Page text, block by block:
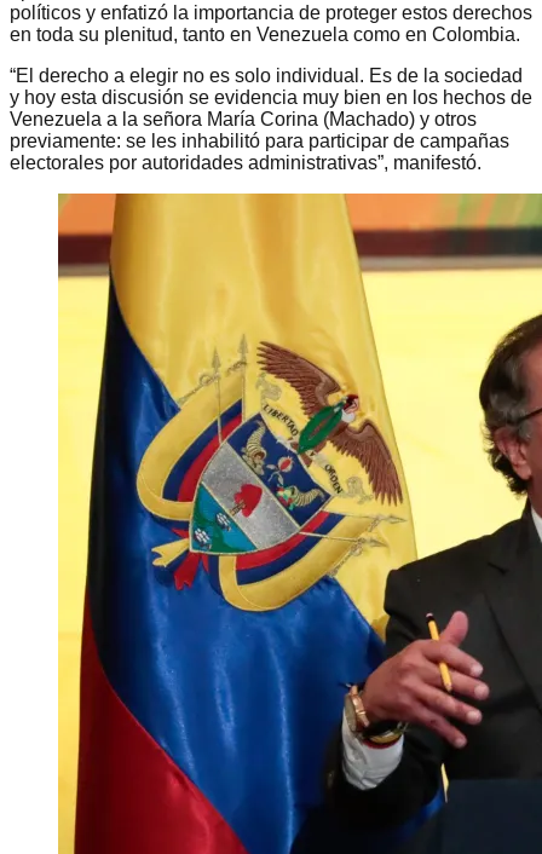
políticos y enfatizó la importancia de proteger estos derechos
en toda su plenitud, tanto en Venezuela como en Colombia.
“El derecho a elegir no es solo individual. Es de la sociedad
y hoy esta discusión se evidencia muy bien en los hechos de
Venezuela a la señora María Corina (Machado) y otros
previamente: se les inhabilitó para participar de campañas
electorales por autoridades administrativas”, manifestó.